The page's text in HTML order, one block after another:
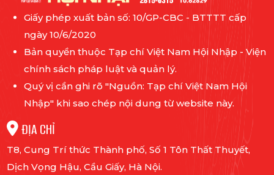
Giấy phép xuất bản số: 10/GP-CBC - BTTTT cấp
ngày 10/6/2020
Bản quyền thuộc Tạp chí Việt Nam Hội Nhập - Viện
chính sách pháp luật và quản lý.
Quý vị cần ghi rõ "Nguồn: Tạp chí Việt Nam Hội
Nhập" khi sao chép nội dung từ website này.
ĐỊA CHỈ
T8, Cung Trí thức Thành phố, Số 1 Tôn Thất Thuyết,
Dịch Vọng Hậu, Cầu Giấy, Hà Nội.